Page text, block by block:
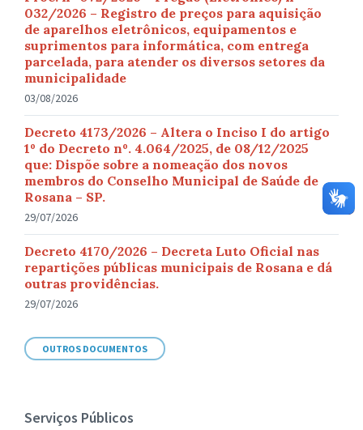
032/2026 – Registro de preços para aquisição
de aparelhos eletrônicos, equipamentos e
suprimentos para informática, com entrega
parcelada, para atender os diversos setores da
municipalidade
03/08/2026
Decreto 4173/2026 – Altera o Inciso I do artigo
1º do Decreto nº. 4.064/2025, de 08/12/2025
que: Dispõe sobre a nomeação dos novos
membros do Conselho Municipal de Saúde de
Rosana – SP.
29/07/2026
Decreto 4170/2026 – Decreta Luto Oficial nas
repartições públicas municipais de Rosana e dá
outras providências.
29/07/2026
OUTROS DOCUMENTOS
Serviços Públicos